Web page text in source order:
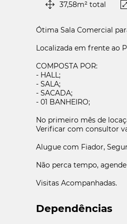
37,58m² total
Ótima Sala Comercial
Localizada em frente ao
COMPOSTA POR:
- HALL;
- SALA;
- SACADA;
- 01 BANHEIRO;
No primeiro mês de
Verificar com consultor
Alugue com Fiador,
Não perca tempo,
Visitas Acompanhadas.
Dependências